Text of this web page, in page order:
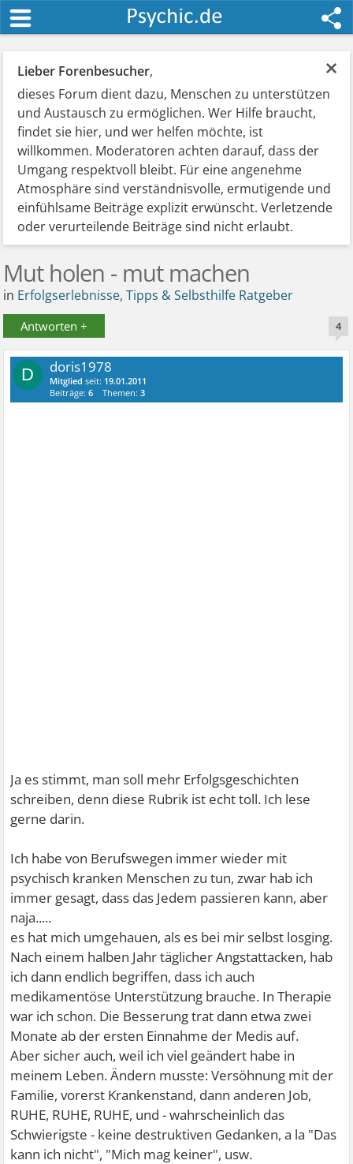
×
Lieber Forenbesucher,
dieses Forum dient dazu, Menschen zu unterstützen
und Austausch zu ermöglichen. Wer Hilfe braucht,
findet sie hier, und wer helfen möchte, ist
willkommen. Moderatoren achten darauf, dass der
Umgang respektvoll bleibt. Für eine angenehme
Atmosphäre sind verständnisvolle, ermutigende und
einfühlsame Beiträge explizit erwünscht. Verletzende
oder verurteilende Beiträge sind nicht erlaubt.
Mut holen - mut machen
in Erfolgserlebnisse, Tipps & Selbsthilfe Ratgeber
Antworten + 4
D doris1978
Mitglied seit: 19.01.2011
Beiträge:6 Themen:3
Ja es stimmt, man soll mehr Erfolgsgeschichten
schreiben, denn diese Rubrik ist echt toll. Ich lese
gerne darin.
Ich habe von Berufswegen immer wieder mit
psychisch kranken Menschen zu tun, zwar hab ich
immer gesagt, dass das Jedem passieren kann, aber
naja.....
es hat mich umgehauen, als es bei mir selbst losging.
Nach einem halben Jahr täglicher Angstattacken, hab
ich dann endlich begriffen, dass ich auch
medikamentöse Unterstützung brauche. In Therapie
war ich schon. Die Besserung trat dann etwa zwei
Monate ab der ersten Einnahme der Medis auf.
Aber sicher auch, weil ich viel geändert habe in
meinem Leben. Ändern musste: Versöhnung mit der
Familie, vorerst Krankenstand, dann anderen Job,
RUHE, RUHE, RUHE, und - wahrscheinlich das
Schwierigste - keine destruktiven Gedanken, a la "Das
kann ich nicht", "Mich mag keiner", usw.